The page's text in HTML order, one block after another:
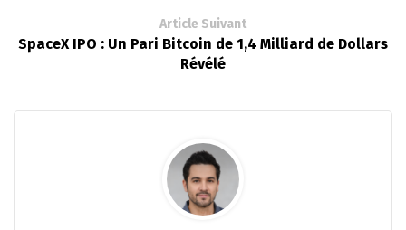
Article Suivant
SpaceX IPO : Un Pari Bitcoin de 1,4 Milliard de Dollars
Révélé